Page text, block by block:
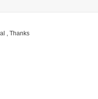
, Thanks